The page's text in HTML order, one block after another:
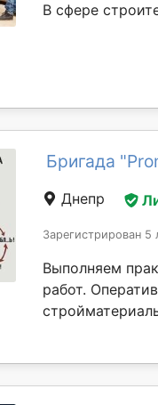
В сфере
Бригада
Днепр
Зарегистрирован 5
Выполняем
работ.